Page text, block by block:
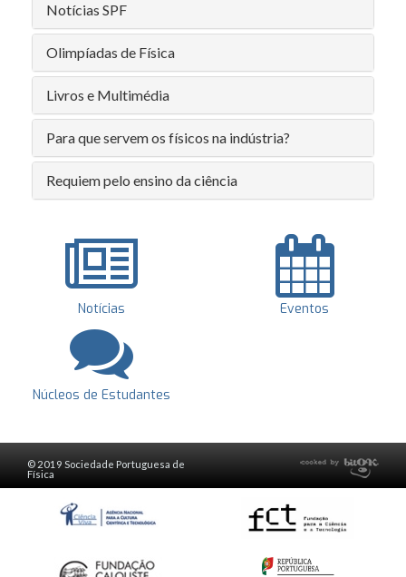
Notícias SPF
Olimpíadas de Física
Livros e Multimédia
Para que servem os físicos na indústria?
Requiem pelo ensino da ciência
Notícias Eventos
Núcleos de Estudantes
© 2019 Sociedade Portuguesa de
Física